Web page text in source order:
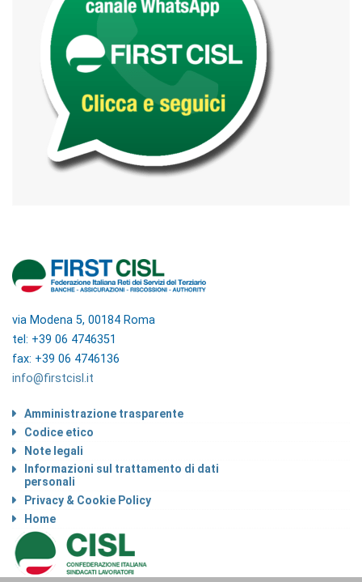
via Modena 5, 00184 Roma
tel: +39 06 4746351
fax: +39 06 4746136
info@firstcisl.it
Amministrazione trasparente
Codice etico
Note legali
Informazioni sul trattamento di dati
personali
Privacy & Cookie Policy
Home